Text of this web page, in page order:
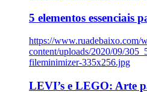
5 elementos essenciais
https://www.ruadebaixo.com/
content/uploads/2020/09/
fileminimizer-335x256.jpg
LEVI’s e LEGO: Arte